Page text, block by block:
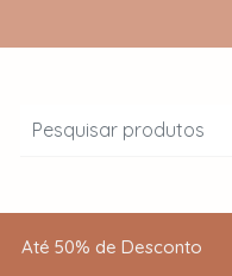
Até 50% de Desconto